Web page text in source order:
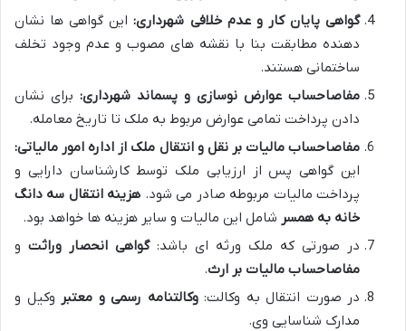
گواهی پایان کار و عدم خلافی شهرداری:این گواهی ها نشان
دهنده مطابقت بنا با نقشه های مصوب و عدم وجود تخلف
ساختمانی هستند.
مفاصاحساب عوارض نوسازی و پسماند شهرداری: برای نشان
دادن پرداخت تمامی عوارض مربوط به ملک تا تاریخ معامله.
مفاصاحساب مالیات بر نقل و انتقال ملک از اداره امور مالیاتی:
این گواهی پس از ارزیابی ملک توسط کارشناسان دارایی و
پرداخت مالیات مربوطه صادر می شود. هزینه انتقال سه دانگ
خانه به همسر شامل این مالیات و سایر هزینه ها خواهد بود.
در صورتی که ملک ورثه ای باشد:گواهی انحصار وراثت و
مفاصاحساب مالیات بر ارث.
در صورت انتقال به وکالت:وکالتنامه رسمی و معتبر وکیل و
مدارک شناسایی وی.